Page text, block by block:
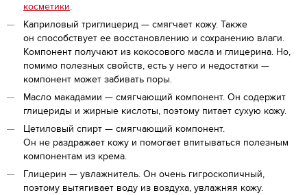
косметики.
Каприловый триглицерид — смягчает кожу. Также
он способствует ее восстановлению и сохранению влаги.
Компонент получают из кокосового масла и глицерина. Но,
помимо полезных свойств, есть у него и недостатки —
компонент может забивать поры.
Масло макадамии — смягчающий компонент. Он содержит
глицериды и жирные кислоты, поэтому питает сухую кожу.
Цетиловый спирт — смягчающий компонент.
Он не раздражает кожу и помогает впитываться полезным
компонентам из крема.
Глицерин — увлажнитель. Он очень гигроскопичный,
поэтому вытягивает воду из воздуха, увлажняя кожу.